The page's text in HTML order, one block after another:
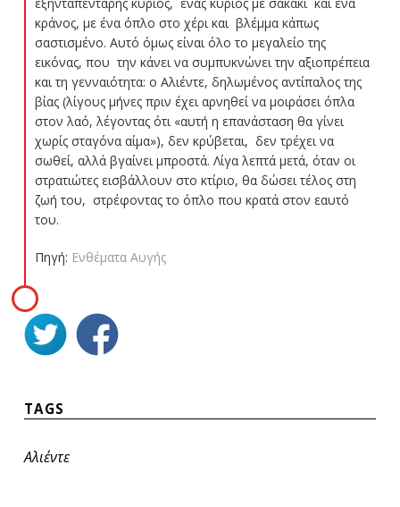
κράνος, με ένα όπλο στο χέρι και βλέμμα κάπως
σαστισμένο. Αυτό όμως είναι όλο το μεγαλείο της
εικόνας, που την κάνει να συμπυκνώνει την αξιοπρέπεια
και τη γενναιότητα: ο Αλιέντε, δηλωμένος αντίπαλος της
βίας (λίγους μήνες πριν έχει αρνηθεί να μοιράσει όπλα
στον λαό, λέγοντας ότι «αυτή η επανάσταση θα γίνει
χωρίς σταγόνα αίμα»), δεν κρύβεται, δεν τρέχει να
σωθεί, αλλά βγαίνει μπροστά. Λίγα λεπτά μετά, όταν οι
στρατιώτες εισβάλλουν στο κτίριο, θα δώσει τέλος στη
ζωή του, στρέφοντας το όπλο που κρατά στον εαυτό
του.
Πηγή: Ενθέματα Αυγής
TAGS
Αλιέντε